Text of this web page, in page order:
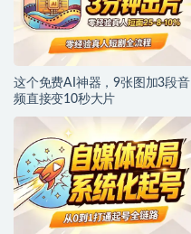
这个免费AI神器，9张图加3段音
频直接变10秒大片